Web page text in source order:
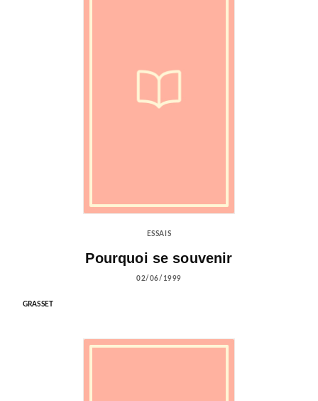
ESSAIS
Pourquoi se souvenir
02/06/1999
GRASSET